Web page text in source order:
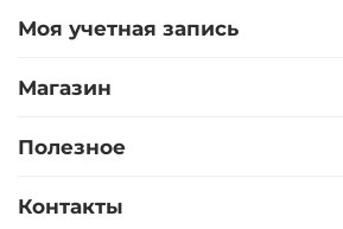
Моя учетная запись
Магазин
Полезное
Контакты